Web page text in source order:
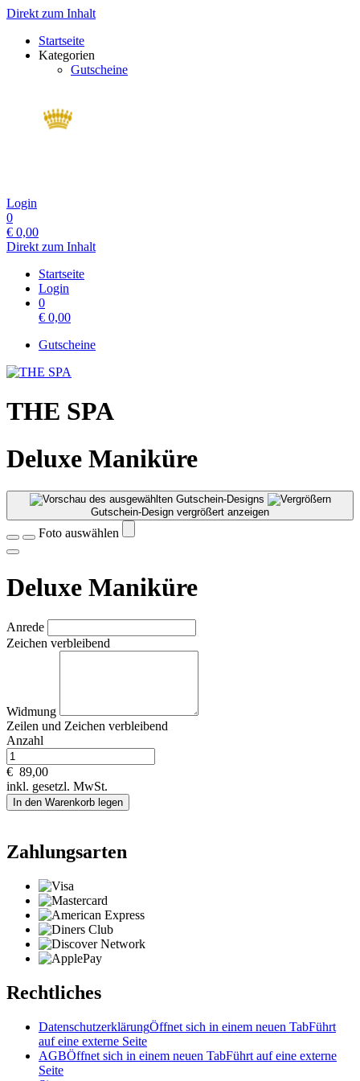
Direkt zum Inhalt
Startseite
Kategorien
Gutscheine
Login
0
€ 0,00
Direkt zum Inhalt
Startseite
Login
0
€ 0,00
Gutscheine
THE SPA
Deluxe Maniküre
Gutschein-Design vergrößert anzeigen
Foto auswählen
Deluxe Maniküre
Anrede
Zeichen verbleibend
Widmung
Zeilen und Zeichen verbleibend
Anzahl
€ 89,00
inkl. gesetzl. MwSt.
In den Warenkorb legen
Zahlungsarten
Rechtliches
DatenschutzerklärungÖffnet sich in einem neuen TabFührt
auf eine externe Seite
AGBÖffnet sich in einem neuen TabFührt auf eine externe
Seite